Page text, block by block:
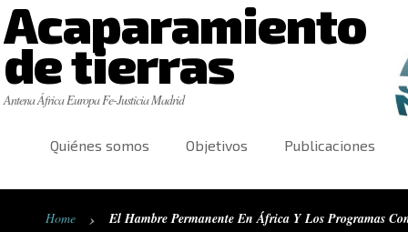
Acaparamiento
de tierras
Antena África Europa Fe-Justicia Madrid
Quiénes somos Objetivos Publicaciones
Home › El Hambre Permanente En África Y Los Programas